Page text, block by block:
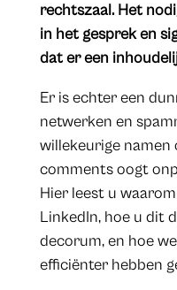
rechtszaal. Het
in het gesprek en
dat er een
Er is echter een
netwerken en
willekeurige
comments oogt
Hier leest u
LinkedIn, hoe u dit
decorum, en hoe
efficiënter hebben